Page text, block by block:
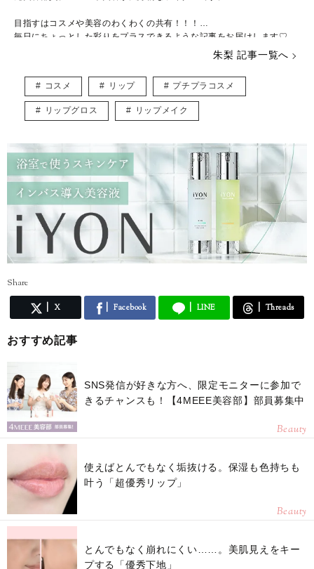
目指すはコスメや美容のわくわくの共有！！！
毎日にちょっとした彩りをプラスできるような記事をお届けします♡
日本化粧品検定特級コスメコンシェルジュ、コスメライター、化粧品成
分上級スペシャリスト(化粧品成分検定 1級)
◆Instagram◆
朱梨 記事一覧へ
コスメ リップ プチプラコスメ
リップグロス リップメイク
Share
X Facebook LINE Threads
おすすめ記事
SNS発信が好きな方へ、限定モニターに参加で
きるチャンスも！【4MEEE美容部】部員募集中
Beauty
使えばとんでもなく垢抜ける。保湿も色持ちも
叶う「超優秀リップ」
Beauty
とんでもなく崩れにくい……。美肌見えをキー
プする「優秀下地」